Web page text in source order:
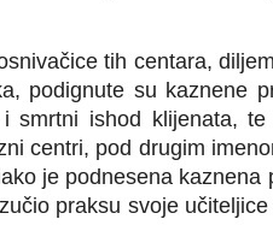
tih centara,
podignute su kaznene
smrtni ishod klijenata,
centri, pod drugim
je podnesena kaznena
praksu svoje